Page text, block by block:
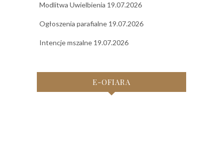
Modlitwa Uwielbienia 19.07.2026
Ogłoszenia parafialne 19.07.2026
Intencje mszalne 19.07.2026
E-OFIARA